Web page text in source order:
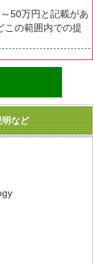
50万円と記載があ
この範囲内での提
明など